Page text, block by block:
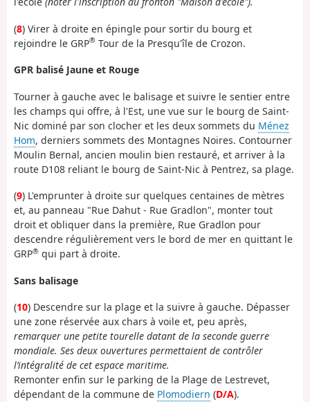
(8) Virer à droite en épingle pour sortir du bourg et
rejoindre le GRP® Tour de la Presqu'île de Crozon.
GPR balisé Jaune et Rouge
Tourner à gauche avec le balisage et suivre le sentier entre
les champs qui offre, à l'Est, une vue sur le bourg de Saint-
Nic dominé par son clocher et les deux sommets du Ménez
Hom, derniers sommets des Montagnes Noires. Contourner
Moulin Bernal, ancien moulin bien restauré, et arriver à la
route D108 reliant le bourg de Saint-Nic à Pentrez, sa plage.
(9) L'emprunter à droite sur quelques centaines de mètres
et, au panneau "Rue Dahut - Rue Gradlon", monter tout
droit et obliquer dans la première, Rue Gradlon pour
descendre régulièrement vers le bord de mer en quittant le
GRP® qui part à droite.
Sans balisage
(10) Descendre sur la plage et la suivre à gauche. Dépasser
une zone réservée aux chars à voile et, peu après,
remarquer une petite tourelle datant de la seconde guerre
mondiale. Ses deux ouvertures permettaient de contrôler
l’intégralité de cet espace maritime.
Remonter enfin sur le parking de la Plage de Lestrevet,
dépendant de la commune de Plomodiern (D/A).